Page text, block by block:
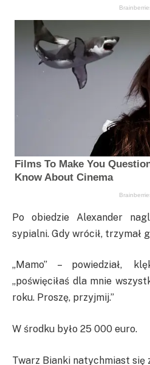
Po obiedzie Alexander
sypialni. Gdy wrócił, trzymał
„Mamo” – powiedział,
„poświęciłaś dla mnie
roku. Proszę, przyjmij.”
W środku było 25 000 euro.
Twarz Bianki natychmiast się